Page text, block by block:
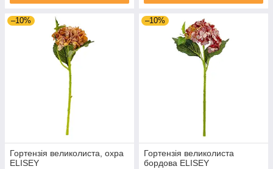
–10%
Гортензія великолиста, охра
ELISEY
–10%
Гортензія великолиста
бордова ELISEY